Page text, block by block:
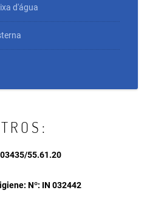
d'água
55.61.20
Nº: IN 032442